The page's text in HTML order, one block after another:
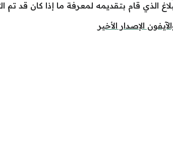
الذي قام بتقديمه لمعرفة ما إذا كان قد تم
الإصدار الأخير